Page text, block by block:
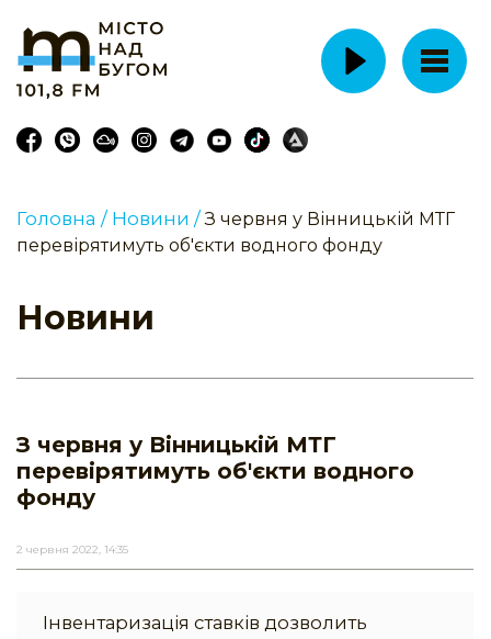
Головна / Новини / З червня у Вінницькій МТГ
перевірятимуть об'єкти водного фонду
Новини
З червня у Вінницькій МТГ
перевірятимуть об'єкти водного
фонду
2 червня 2022, 14:35
Інвентаризація ставків дозволить